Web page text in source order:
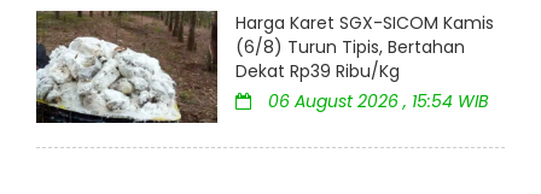
Harga Karet SGX-SICOM Kamis
(6/8) Turun Tipis, Bertahan
Dekat Rp39 Ribu/Kg
06 August 2026 , 15:54 WIB